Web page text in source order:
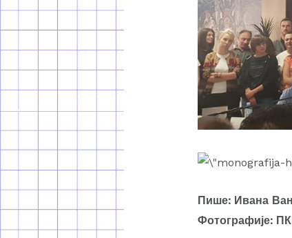
Пише: Ивана
Фотографије: